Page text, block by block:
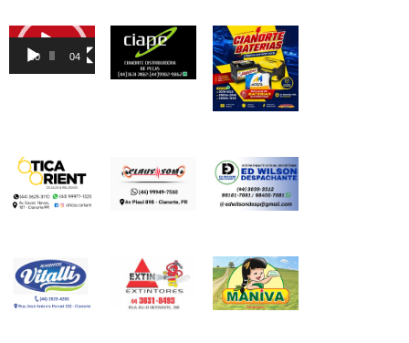
Tocador
vídeo
00:00 04:46